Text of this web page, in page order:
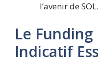
l’avenir de SOL.
Le Funding
Indicatif